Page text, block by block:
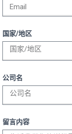
国家/地区
公司名
留言内容